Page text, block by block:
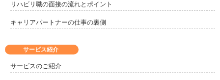
サービス紹介
サービスのご紹介
リハビリ職の面接の流れとポイント
キャリアパートナーの仕事の裏側